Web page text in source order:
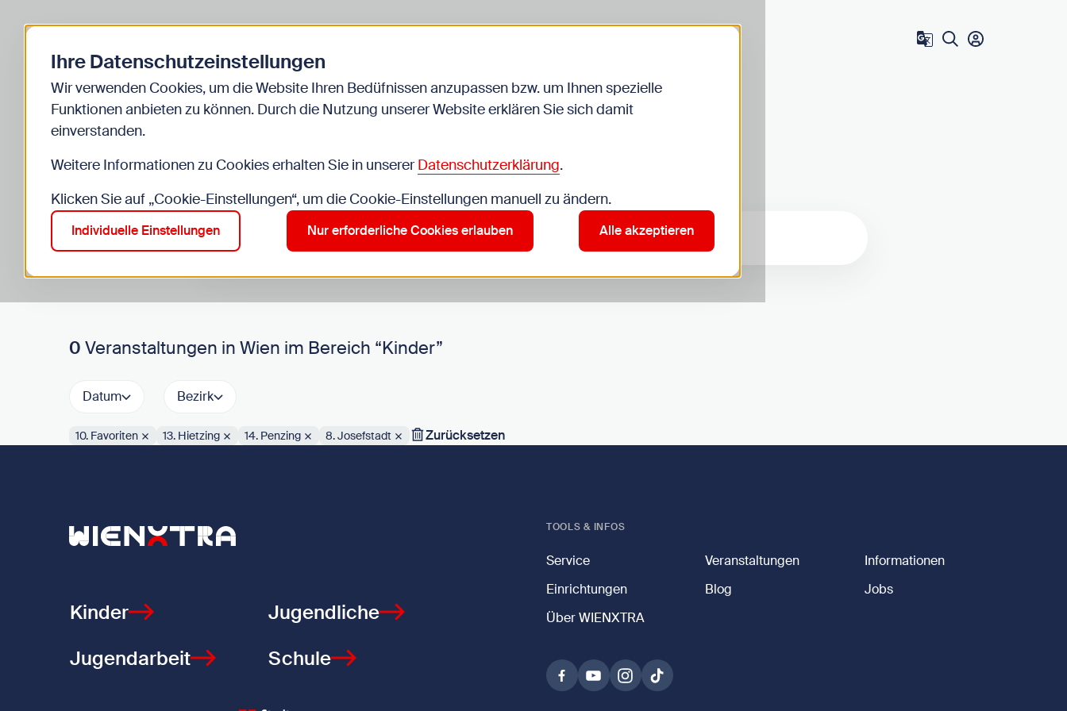
Zum Benutzer
Start Kinder Veranstaltungen
Veranstaltungen
Suche im Bereich “Kinder”
Suchen
0 Veranstaltungen in Wien im Bereich “Kinder”
Datum Bezirk
Aktive Filter:
10. Favoriten 13. Hietzing 14. Penzing 8. Josefstadt Zurücksetzen
Zurück zur Startseite
Kinder
Jugendliche
Jugendarbeit
Schule
TOOLS & INFOS
Service Veranstaltungen
Informationen
Einrichtungen
Blog
Jobs
Über WIENXTRA
Ihre Datenschutzeinstellungen
Wir verwenden Cookies, um die Website Ihren Bedüfnissen anzupassen bzw. um Ihnen spezielle
Funktionen anbieten zu können. Durch die Nutzung unserer Website erklären Sie sich damit
einverstanden.
Weitere Informationen zu Cookies erhalten Sie in unsererDatenschutzerklärung.
Klicken Sie auf „Cookie-Einstellungen“, um die Cookie-Einstellungen manuell zu ändern.
Individuelle Einstellungen Nur erforderliche Cookies erlauben Alle akzeptieren